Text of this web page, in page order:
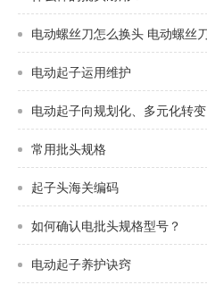
电动起子运用维护
电动起子向规划化、多元化转变
常用批头规格
起子头海关编码
如何确认电批头规格型号？
电动起子养护诀窍